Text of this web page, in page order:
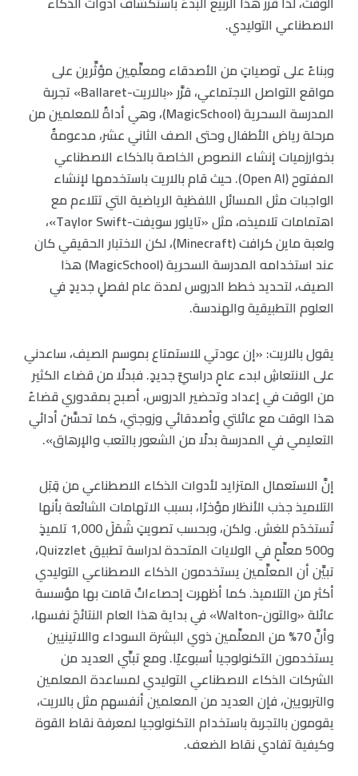
الاصطناعي التوليدي.
وبناءً على توصياتٍ من الأصدقاء ومعلِّمِين مؤثِّرين على
مواقع التواصل الاجتماعي، قرَّر «بالاريت-Ballaret» تجربة
المدرسة السحرية (MagicSchool)، وهي أداةٌ للمعلمين من
مرحلة رياض الأطفال وحتى الصف الثاني عشر، مدعومةٌ
بخوارزميات إنشاء النصوص الخاصة بالذكاء الاصطناعي
المفتوح (Open AI). حيث قام بالاريت باستخدمها لإنشاء
الواجبات مثل المسائل اللفظية الرياضية التي تتلاءم مع
اهتمامات تلاميذه، مثل «تايلور سويفت-Taylor Swift»،
ولعبة ماين كرافت (Minecraft)، لكن الاختبار الحقيقي كان
عند استخدامه المدرسة السحرية (MagicSchool) هذا
الصيف، لتحديد خطط الدروس لمدة عام لفصلٍ جديدٍ في
العلوم التطبيقية والهندسة.
يقول بالاريت: «إن عودتي للاستمتاع بموسم الصيف، ساعدني
على الانتعاشِ لبدء عامٍ دراسيٍّ جديدٍ. فبدلًا من قضاء الكثير
من الوقت في إعداد وتحضير الدروس، أصبح بمقدوري قضاءُ
هذا الوقت مع عائلتي وأصدقائي وزوجتي، كما تحسَّنَ أدائي
التعليمي في المدرسة بدلًا من الشعور بالتعب والإرهاق».
إنَّ الاستعمال المتزايد لأدوات الذكاء الاصطناعي من قِبَل
التلاميذ جذب الأنظار مؤخرًا، بسبب الاتهامات الشائعة بأنها
تُستخدَم للغش. ولكن، وبحسب تصويتٍ شَمَلَ 1,000 تلميذٍ
و500 معلِّمٍ في الولايات المتحدة لدراسة تطبيق Quizzlet،
تبيَّن أن المعلِّمين يستخدمون الذكاء الاصطناعي التوليدي
أكثر من التلاميذ. كما أظهرت إحصاءاتٌ قامت بها مؤسسة
عائلة «والتون-Walton» في بداية هذا العام النتائجَ نفسها،
وأنَّ 70% من المعلِّمين ذوي البشرة السوداء واللاتينيين
يستخدمون التكنولوجيا أسبوعيًا. ومع تبنِّي العديد من
الشركات الذكاء الاصطناعي التوليدي لمساعدة المعلمين
والتربويين، فإن العديد من المعلمين أنفسهم مثل بالاريت،
يقومون بالتجربة باستخدام التكنولوجيا لمعرفة نقاط القوة
وكيفية تفادي نقاط الضعف.